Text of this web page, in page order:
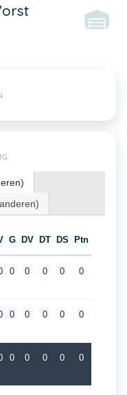
G DV DT DS Ptn
0 0 0 0 0
0 0 0 0 0
0 0 0 0 0